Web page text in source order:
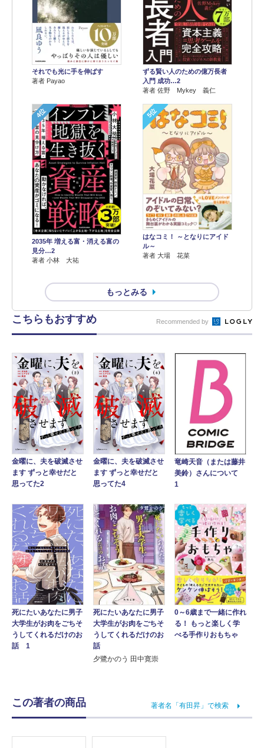
それでも光に手を伸ばす
著者 Payao
ずる賢い人のための億万長者
入門 成功…2
著者 佐野 Mykey 義仁
4位
2035年 増える富・消える富の
見分…2
著者 小林 大祐
5位
はなコミ！ ～となりにアイド
ル～
著者 大場 花菜
もっとみる
こちらもおすすめ Recommended by
金曜に、夫を破滅させ
ます ずっと幸せだと
思ってた2
金曜に、夫を破滅させ
ます ずっと幸せだと
思ってた4
竜崎天音（または藤井
美鈴）さんについて
1
死にたいあなたに男子
大学生がお肉をごちそ
うしてくれるだけのお
話 1
死にたいあなたに男子
大学生がお肉をごちそ
うしてくれるだけのお
話
夕鷺かのう 田中寛崇
0～6歳まで一緒に作れ
る！ もっと楽しく学
べる手作りおもちゃ
この著者の商品 著者名「有田昇」で検索